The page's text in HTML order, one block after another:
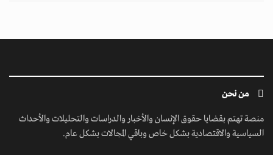
من نحن
منصة تهتم بقضايا حقوق الإنسان والأخبار والدراسات والتحليلات والأحداث
السياسية والاقتصادية بشكل خاص وباقي المجالات بشكل عام.